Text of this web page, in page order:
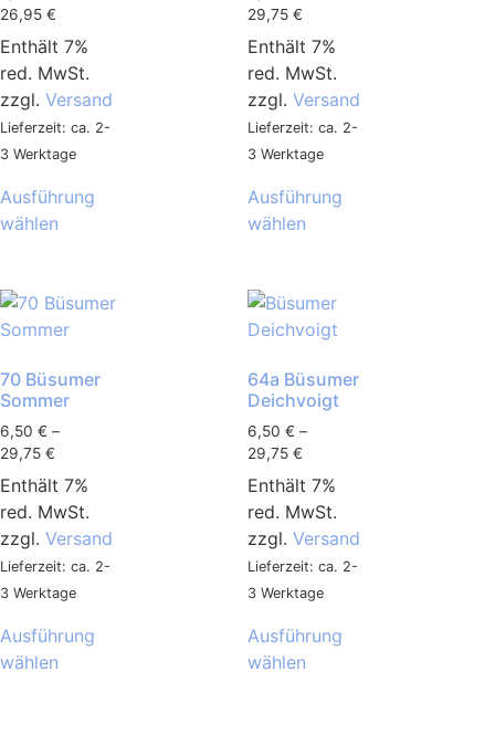
26,95 €
Enthält 7%
red. MwSt.
zzgl. Versand
Lieferzeit: ca. 2-
3 Werktage
Ausführung
wählen
29,75 €
Enthält 7%
red. MwSt.
zzgl. Versand
Lieferzeit: ca. 2-
3 Werktage
Ausführung
wählen
70 Büsumer
Sommer
6,50 € –
29,75 €
Enthält 7%
red. MwSt.
zzgl. Versand
Lieferzeit: ca. 2-
3 Werktage
Ausführung
wählen
64a Büsumer
Deichvoigt
6,50 € –
29,75 €
Enthält 7%
red. MwSt.
zzgl. Versand
Lieferzeit: ca. 2-
3 Werktage
Ausführung
wählen